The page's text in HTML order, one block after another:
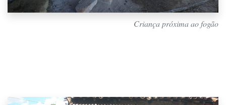
Criança próxima ao fogão